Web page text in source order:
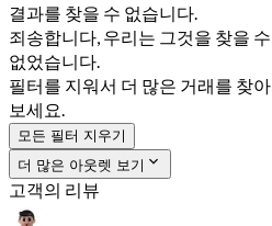
결과를 찾을 수 없습니다.
죄송합니다, 우리는 그것을 찾을 수
없었습니다.
필터를 지워서 더 많은 거래를 찾아
보세요.
모든 필터 지우기
더 많은 아웃렛 보기
고객의 리뷰